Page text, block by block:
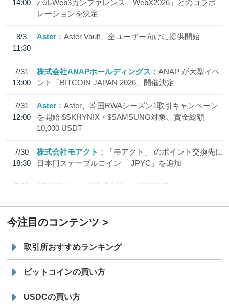
14:00
バルWeb3カンファレンス「WebX2026」とのコラボ
レーションを決定
8/3
11:30
Aster Aster Vault、全ユーザー向けに提供開始
7/31
13:00
株式会社ANAPホールディングス
ANAP が大型イベ
ント「BITCOIN JAPAN 2026」開催決定
7/31
12:00
Aster
Aster、韓国RWAシーズン1取引キャンペーン
を開始 $SKHYNIX・$SAMSUNG対象、賞金総額
10,000 USDT
7/30
18:30
株式会社モアクト
「モアクト」 のポイント交換先に
日本円ステーブルコイン「 JPYC」を追加
7/29
SBI VCトレード株式会社
信託型円建てステーブル
今注目のコンテンツ
取引所おすすめランキング
ビットコインの買い方
USDCの買い方